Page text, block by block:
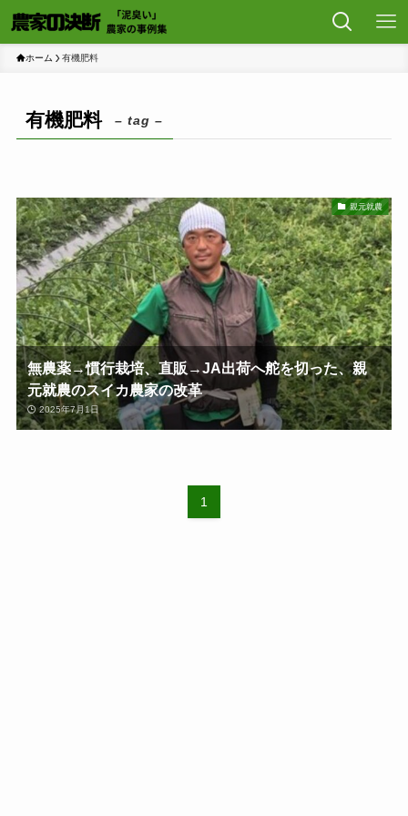
ホーム 有機肥料
有機肥料 – tag –
親元就農
無農薬→慣行栽培、直販→JA出荷へ舵を切った、親
元就農のスイカ農家の改革
2025年7月1日
1